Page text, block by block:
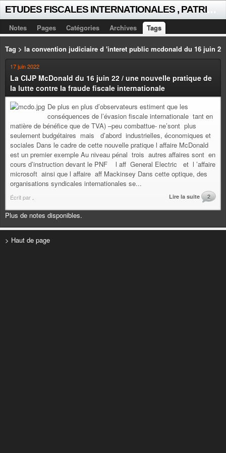
Notes Pages Catégories Archives Tags
Tag > la convention judiciaire d 'interet public mcdonald du 16 juin 2
17 juin 2022
La CIJP McDonald du 16 juin 22 / une nouvelle pratique de
la lutte contre la fraude fiscale internationale
De plus en plus d’observateurs estiment que les
conséquences de l’évasion fiscale internationale tant en
matière de bénéfice que de TVA) –peu combattue- ne’sont plus
seulement budgétaires mais d’abord industrielles, économiques et
sociales Dans le cadre de cette nouvelle pratique l affaire McDonald
est un premier exemple Au niveau pénal trois autres affaires sont en
cours d’instruction devant le PNF l aff General Electric et l ’affaire
microsoft ainsi que l affaire aff Mackinsey Dans cette optique, des
organisations syndicales internationales se...
Écrit par Lire la suite 2
Plus de notes disponibles.
> Haut de page